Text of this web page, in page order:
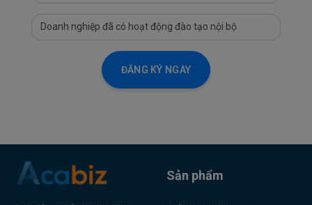
42154 Lượt xem
công việc
41763 Lượt xem
39613 Lượt xem
ĐĂNG KÝ NGAY
Sản phẩm